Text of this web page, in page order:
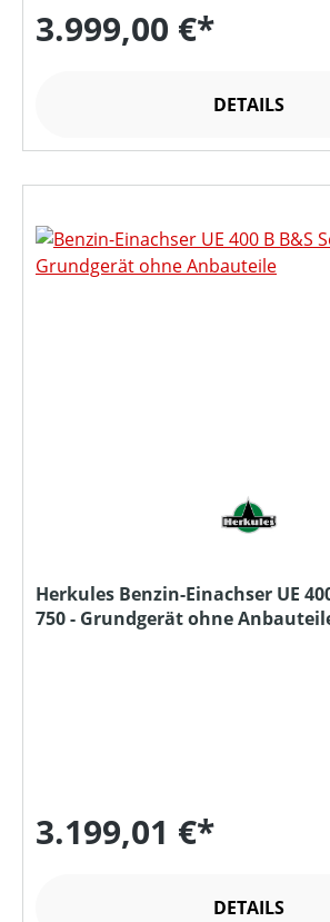
3.999,00 €*
DETAILS
Herkules Benzin-Einachser UE
750 - Grundgerät ohne
3.199,01 €*
DETAILS